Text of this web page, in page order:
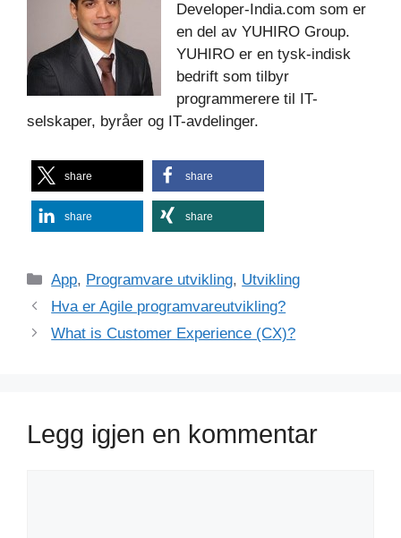
Developer-India.com som er
en del av YUHIRO Group.
YUHIRO er en tysk-indisk
bedrift som tilbyr
programmerere til IT-
selskaper, byråer og IT-avdelinger.
share share
share share
Kategorier
App, Programvare utvikling, Utvikling
Hva er Agile programvareutvikling?
What is Customer Experience (CX)?
Legg igjen en kommentar